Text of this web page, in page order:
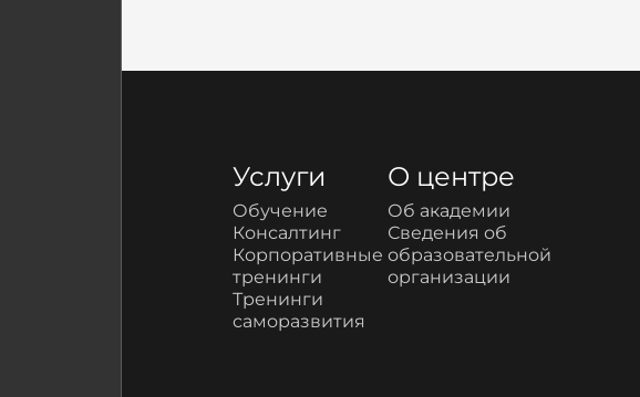
Услуги
Обучение
Консалтинг
Корпоративные
тренинги
Тренинги
саморазвития
О центре
Об академии
Сведения об
образовательной
организации